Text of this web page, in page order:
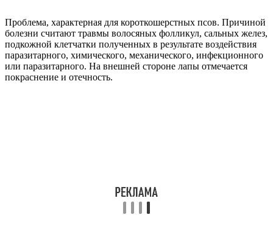
Проблема, характерная для короткошерстных псов. Причиной
болезни считают травмы волосяных фолликул, сальных желез,
подкожной клетчатки полученных в результате воздействия
паразитарного, химического, механического, инфекционного
или паразитарного. На внешней стороне лапы отмечается
покраснение и отечность.